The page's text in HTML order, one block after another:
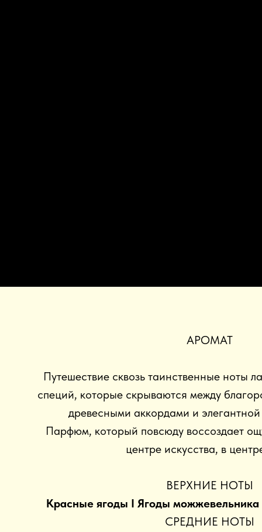
АРОМАТ
Путешествие сквозь таинственные ноты
специй, которые скрываются между
древесными аккордами и
Парфюм, который повсюду воссоздает
центре искусства, в
ВЕРХНИЕ НОТЫ
Красные ягоды I Ягоды можжевельника
СРЕДНИЕ НОТЫ